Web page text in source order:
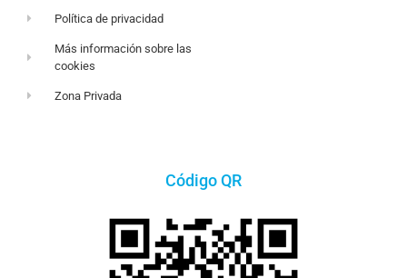
Política de privacidad
Más información sobre las
cookies
Zona Privada
Código QR